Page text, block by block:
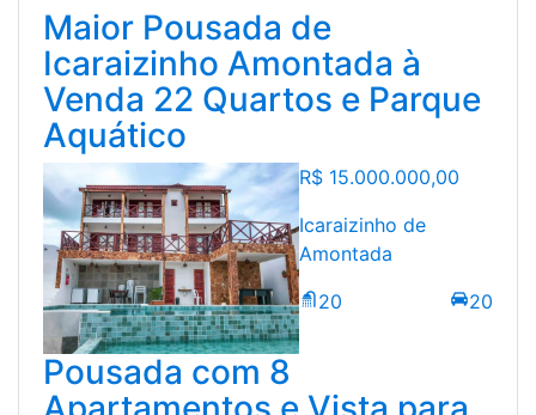
Maior Pousada de
Icaraizinho Amontada à
Venda 22 Quartos e Parque
Aquático
R$ 15.000.000,00
Icaraizinho de
Amontada
20
20
Pousada com 8